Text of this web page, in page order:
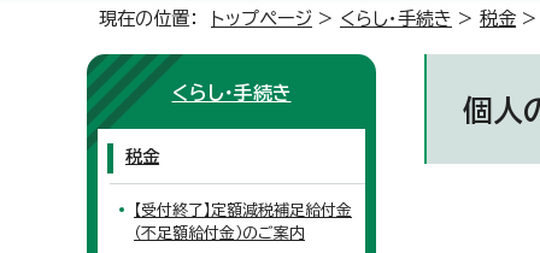
現在の位置： トップページ > くらし・手続き > 税金 >
個人
くらし・手続き
税金
【受付終了】定額減税補足給付金
（不足額給付金）のご案内